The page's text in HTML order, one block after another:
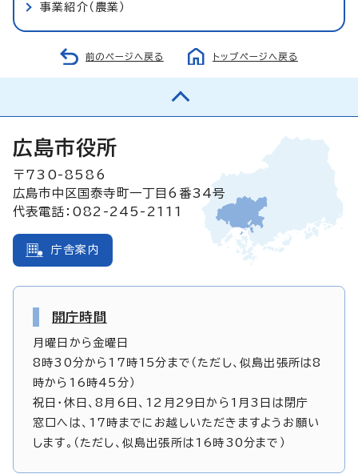
事業紹介（農業）
前のページへ戻る トップページへ戻る
広島市役所
〒730-8586
広島市中区国泰寺町一丁目6番34号
代表電話：082-245-2111
庁舎案内
開庁時間
月曜日から金曜日
8時30分から17時15分まで（ただし、似島出張所は8
時から16時45分）
祝日・休日、8月6日、12月29日から1月3日は閉庁
窓口へは、17時までにお越しいただきますようお願い
します。（ただし、似島出張所は16時30分まで）